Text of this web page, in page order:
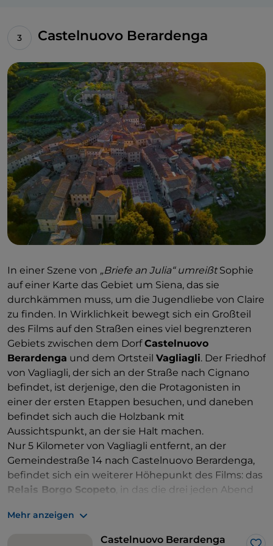
Castelnuovo Berardenga
In einer Szene von „Briefe an Julia“ umreißtSophie
auf einer Karte das Gebiet um Siena, das sie
durchkämmen muss, um die Jugendliebe von Claire
zu finden. In Wirklichkeit bewegt sich ein Großteil
des Films auf den Straßen eines viel begrenzteren
Gebiets zwischen dem DorfCastelnuovo
Berardenga und dem Ortsteil Vagliagli. Der Friedhof
von Vagliagli, der sich an der Straße nach Cignano
befindet, ist derjenige, den die Protagonisten in
einer der ersten Etappen besuchen, und daneben
befindet sich auch die Holzbank mit
Aussichtspunkt, an der sie Halt machen.
Nur 5 Kilometer von Vagliagli entfernt, an der
Gemeindestraße 14 nach Castelnuovo Berardenga,
befindet sich ein weiterer Höhepunkt des Films: das
Relais Borgo Scopeto , in das die drei jeden Abend
stattfanden. Filmfans können ausdrücklich darum
bitten, in Sophies Zimmer zu übernachten.
Mehr anzeigen
Castelnuovo Berardenga